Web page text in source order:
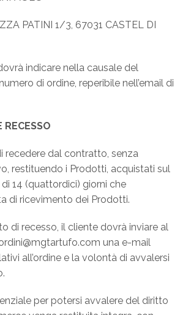
PATINI 1/3, 67031 CASTEL DI
indicare nella causale del
di ordine, reperibile nell’email di
RECESSO
recedere dal contratto, senza
restituendo i Prodotti, acquistati sul
14 (quattordici) giorni che
di ricevimento dei Prodotti.
di recesso, il cliente dovrà inviare al
una e-mail
all’ordine e la volontà di avvalersi
per potersi avvalere del diritto